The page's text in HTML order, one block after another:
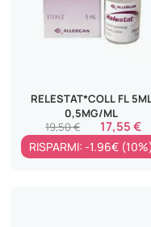
RELESTAT*COLL FL
0,5MG/ML
17,55 €
19,50 €
RISPARMI: -1.96€ (10%)